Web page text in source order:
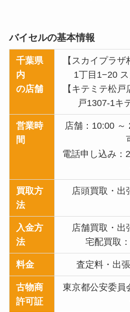
バイセルの基本情報
千葉県
内
の店舗
【スカイプラ
1丁目1−20
【キテミテ松
戸1307-1キ
営業時
間
店舗：10:00 ～
電話申し込み：
買取方
法
店頭買取・出
入金方
法
店舗買取・出
宅配買取
料金 査定料・出
古物商
許可証
東京都公安委員